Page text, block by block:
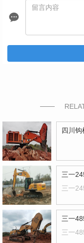
四川
三一
三一
三一
三一